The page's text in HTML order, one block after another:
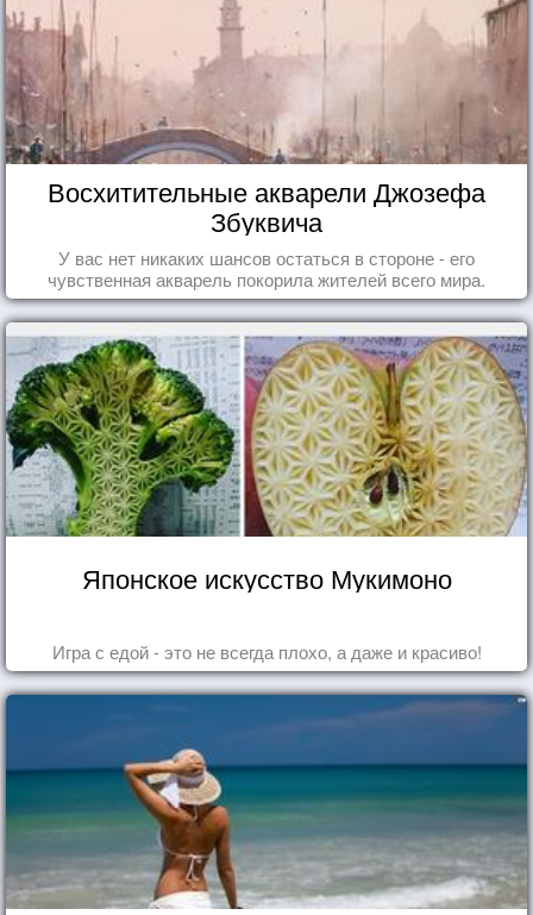
Восхитительные акварели Джозефа
Збуквича
У вас нет никаких шансов остаться в стороне - его
чувственная акварель покорила жителей всего мира.
Японское искусство Мукимоно
Игра с едой - это не всегда плохо, а даже и красиво!